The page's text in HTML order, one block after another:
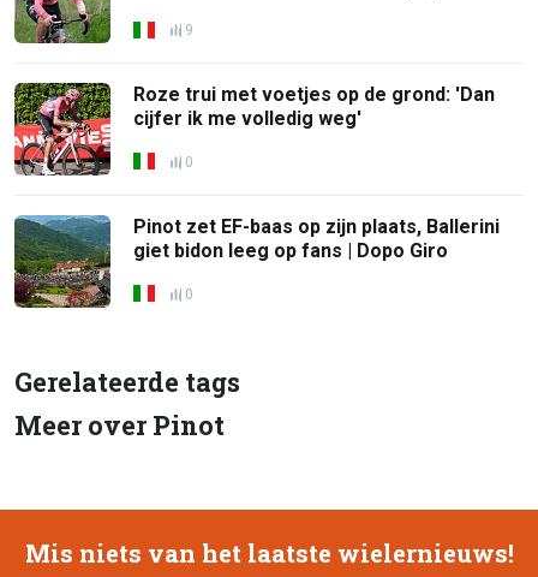
9
Roze trui met voetjes op de grond: 'Dan
cijfer ik me volledig weg'
0
Pinot zet EF-baas op zijn plaats, Ballerini
giet bidon leeg op fans | Dopo Giro
0
Gerelateerde tags
Meer over Pinot
Mis niets van het laatste wielernieuws!